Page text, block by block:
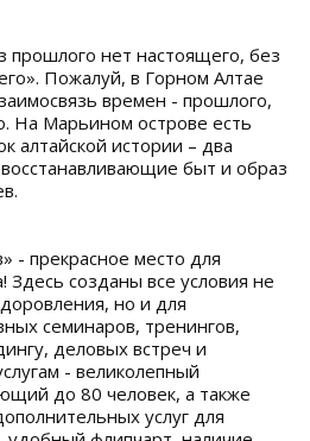
прошлого нет настоящего, без
Пожалуй, в Горном Алтае
времен - прошлого,
На Марьином острове есть
алтайской истории – два
быт и образ
- прекрасное место для
Здесь созданы все условия не
но и для
семинаров, тренингов,
деловых встреч и
- великолепный
до 80 человек, а также
услуг для